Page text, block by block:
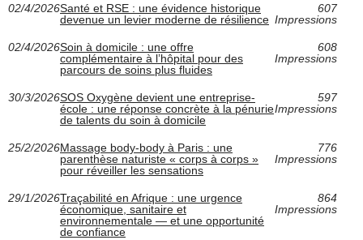
02/4/2026Santé et RSE : une évidence historique
devenue un levier moderne de résilience
607
Impressions
02/4/2026Soin à domicile : une offre
complémentaire à l’hôpital pour des
parcours de soins plus fluides
608
Impressions
30/3/2026SOS Oxygène devient une entreprise-
école : une réponse concrète à la pénurie
de talents du soin à domicile
597
Impressions
25/2/2026Massage body-body à Paris : une
parenthèse naturiste « corps à corps »
pour réveiller les sensations
776
Impressions
29/1/2026Traçabilité en Afrique : une urgence
économique, sanitaire et
environnementale — et une opportunité
de confiance
864
Impressions